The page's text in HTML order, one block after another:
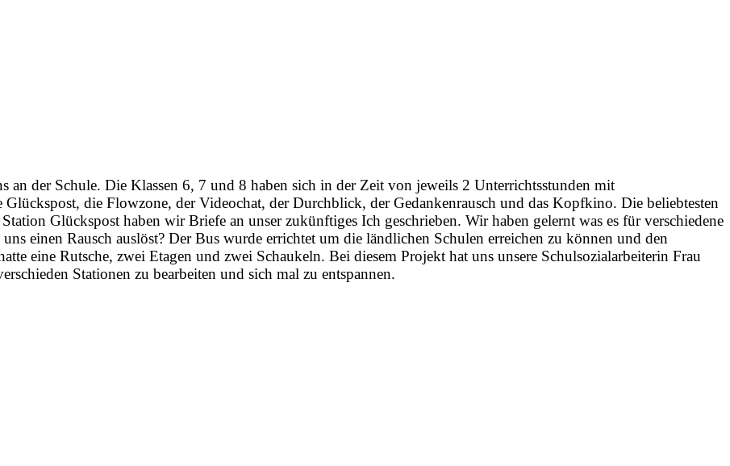
an der Schule. Die Klassen 6, 7 und 8 haben sich in der Zeit von jeweils 2 Unterrichtsstunden mit
die Flowzone, der Videochat, der Durchblick, der Gedankenrausch und das Kopfkino. Die beliebtesten
Glückspost haben wir Briefe an unser zukünftiges Ich geschrieben. Wir haben gelernt was es für verschiedene
einen Rausch auslöst? Der Bus wurde errichtet um die ländlichen Schulen erreichen zu können und den
eine Rutsche, zwei Etagen und zwei Schaukeln. Bei diesem Projekt hat uns unsere Schulsozialarbeiterin Frau
Stationen zu bearbeiten und sich mal zu entspannen.